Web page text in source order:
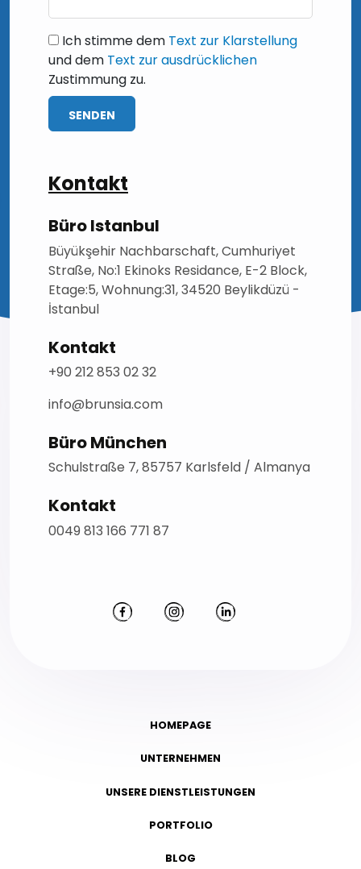
Ich stimme dem Text zur Klarstellung
und dem Text zur ausdrücklichen
Zustimmung zu.
SENDEN
Kontakt
Büro Istanbul
Büyükşehir Nachbarschaft, Cumhuriyet
Straße, No:1 Ekinoks Residance, E-2 Block,
Etage:5, Wohnung:31, 34520 Beylikdüzü -
İstanbul
Kontakt
+90 212 853 02 32
info@brunsia.com
Büro München
Schulstraße 7, 85757 Karlsfeld / Almanya
Kontakt
0049 813 166 771 87
HOMEPAGE
UNTERNEHMEN
UNSERE DIENSTLEISTUNGEN
PORTFOLIO
BLOG